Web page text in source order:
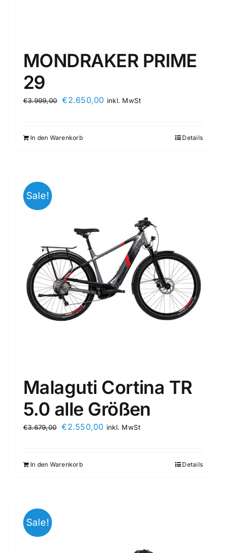
MONDRAKER PRIME
29
€3.999,00 €2.650,00 inkl. MwSt
In den Warenkorb Details
Sale!
Malaguti Cortina TR
5.0 alle Größen
€3.679,00 €2.550,00 inkl. MwSt
In den Warenkorb Details
Sale!